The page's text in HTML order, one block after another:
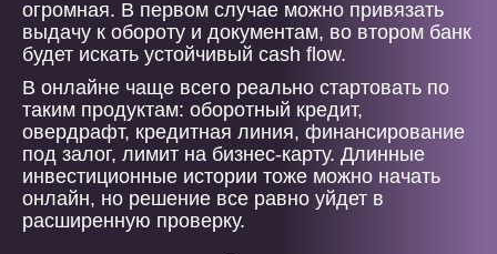
огромная. В первом случае можно привязать
выдачу к обороту и документам, во втором банк
будет искать устойчивый cash flow.
В онлайне чаще всего реально стартовать по
таким продуктам: оборотный кредит,
овердрафт, кредитная линия, финансирование
под залог, лимит на бизнес-карту. Длинные
инвестиционные истории тоже можно начать
онлайн, но решение все равно уйдет в
расширенную проверку.